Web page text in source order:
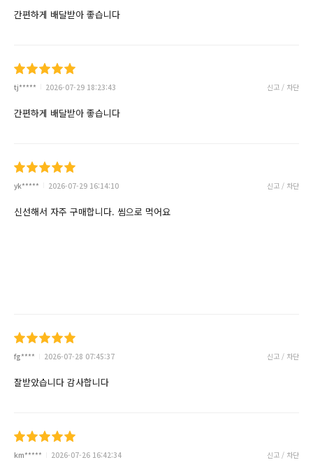
간편하게 배달받아 좋습니다
tj***** 2026-07-29 18:23:43 신고 / 차단
간편하게 배달받아 좋습니다
yk***** 2026-07-29 16:14:10 신고 / 차단
신선해서 자주 구매합니다. 씸으로 먹어요
fg**** 2026-07-28 07:45:37 신고 / 차단
잘받았습니다 감사합니다
km***** 2026-07-26 16:42:34 신고 / 차단